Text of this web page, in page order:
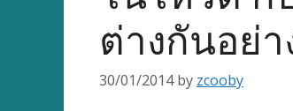
ต่างกันอย่า
30/01/2014 by zcooby